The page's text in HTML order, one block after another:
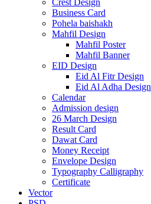
Crest Design
Business Card
Pohela baishakh
Mahfil Design
Mahfil Poster
Mahfil Banner
EID Design
Eid Al Fitr Design
Eid Al Adha Design
Calendar
Admission design
26 March Design
Result Card
Dawat Card
Money Receipt
Envelope Design
Typography Calligraphy
Certificate
Vector